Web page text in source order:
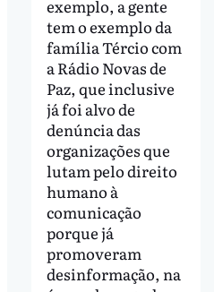
exemplo, a gente
tem o exemplo da
família Tércio com
a Rádio Novas de
Paz, que inclusive
já foi alvo de
denúncia das
organizações que
lutam pelo direito
humano à
comunicação
porque já
promoveram
desinformação, na